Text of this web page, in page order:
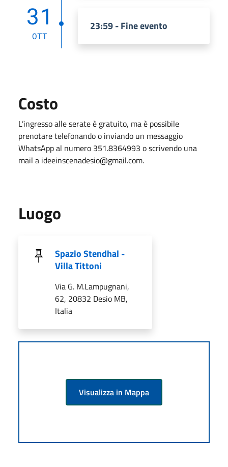
31
OTT
23:59 - Fine evento
Costo
L’ingresso alle serate è gratuito, ma è possibile
prenotare telefonando o inviando un messaggio
WhatsApp al numero 351.8364993 o scrivendo una
mail a ideeinscenadesio@gmail.com.
Luogo
Spazio Stendhal -
Villa Tittoni
Via G. M.Lampugnani,
62, 20832 Desio MB,
Italia
Visualizza in Mappa